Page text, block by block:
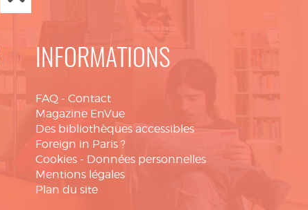
INFORMATIONS
FAQ - Contact
Magazine EnVue
Des bibliothèques accessibles
Foreign in Paris ?
Cookies - Données personnelles
Mentions légales
Plan du site